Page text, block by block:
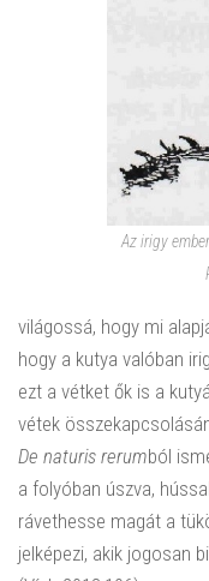
Az irigy
világossá, hogy mi
hogy a kutya valóban
ezt a vétket ők is a
vétek
De naturis rerumból
a folyóban úszva,
rávethesse magát a
jelképezi, akik jogosan